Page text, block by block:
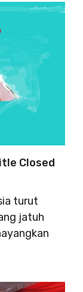
Closed
turut
jatuh